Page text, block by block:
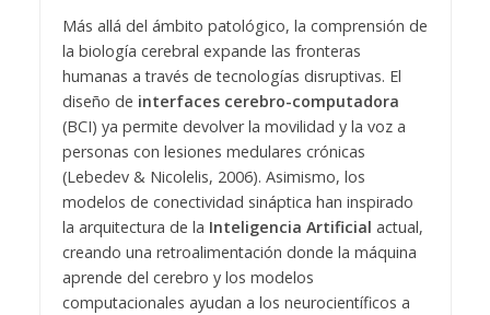
Más allá del ámbito patológico, la comprensión de
la biología cerebral expande las fronteras
humanas a través de tecnologías disruptivas. El
diseño de interfaces cerebro-computadora
(BCI) ya permite devolver la movilidad y la voz a
personas con lesiones medulares crónicas
(Lebedev & Nicolelis, 2006). Asimismo, los
modelos de conectividad sináptica han inspirado
la arquitectura de la Inteligencia Artificial actual,
creando una retroalimentación donde la máquina
aprende del cerebro y los modelos
computacionales ayudan a los neurocientíficos a